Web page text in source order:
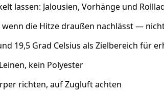
lassen: Jalousien, Vorhänge und
die Hitze draußen nachlässt —
19,5 Grad Celsius als Zielbereich für
kein Polyester
richten, auf Zugluft achten